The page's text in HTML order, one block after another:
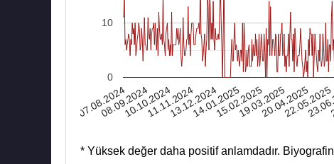
07.08.2024
08.09.2024
10.10.2024
11.11.2024
13.12.2024
14.01.2025
15.02.2025
19.03.2025
20.04.2025
22.05.2025
0
10
* Yüksek değer daha positif anlamdadır.